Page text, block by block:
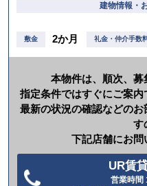
建物情報・
敷金 2か月 礼金・仲介手数
本物件は、順次、募
指定条件ではすぐにご案内
最新の状況の確認などの
す
下記店舗にお問
UR賃
営業時